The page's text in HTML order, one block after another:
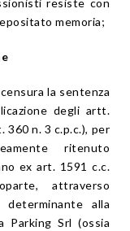
resiste con
memoria;
la sentenza
degli artt.
360 n. 3 c.p.c.), per
ritenuto
ex art. 1591 c.c.
attraverso
alla
Parking Srl (ossia